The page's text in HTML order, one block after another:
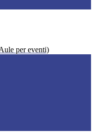
per eventi)